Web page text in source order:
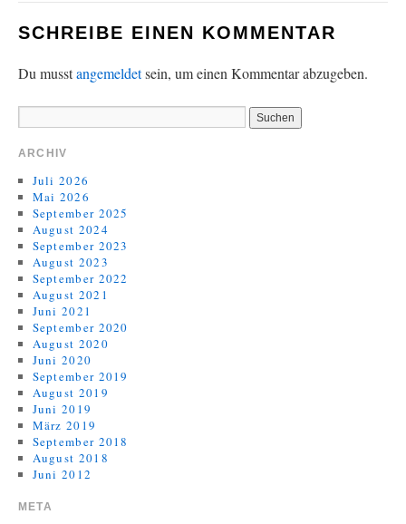
SCHREIBE EINEN KOMMENTAR
Du musstangemeldetsein, um einen Kommentar abzugeben.
ARCHIV
Juli 2026
Mai 2026
September 2025
August 2024
September 2023
August 2023
September 2022
August 2021
Juni 2021
September 2020
August 2020
Juni 2020
September 2019
August 2019
Juni 2019
März 2019
September 2018
August 2018
Juni 2012
META